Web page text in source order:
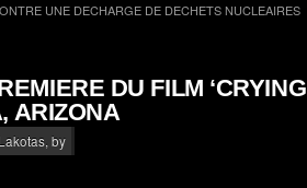
UNE DECHARGE DE DECHETS NUCLEAIRES
DU FILM ‘CRYING
ARIZONA
Lakotas , by